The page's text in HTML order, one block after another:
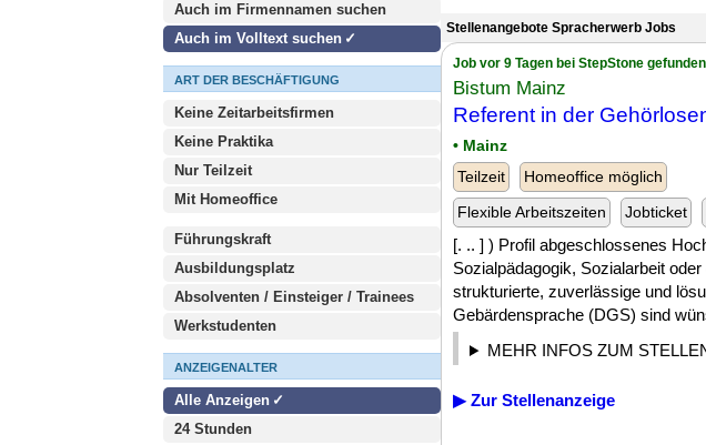
Auch im Firmennamen suchen
Auch im Volltext suchen
ART DER BESCHÄFTIGUNG
Keine Zeitarbeitsfirmen
Keine Praktika
Nur Teilzeit
Mit Homeoffice
Führungskraft
Ausbildungsplatz
Absolventen / Einsteiger / Trainees
Werkstudenten
ANZEIGENALTER
Alle Anzeigen
24 Stunden
Stellenangebote Spracherwerb Jobs
Job vor 9 Tagen bei StepStone gefunden
Bistum Mainz
Referent in der
• Mainz
Teilzeit
Homeoffice möglich
Flexible Arbeitszeiten
Jobticket
[. .. ] ) Profil abgeschlossenes
Sozialpädagogik, Sozialarbeit
strukturierte, zuverlässige und
Gebärdensprache (DGS) sind
MEHR INFOS ZUM
▶ Zur Stellenanzeige